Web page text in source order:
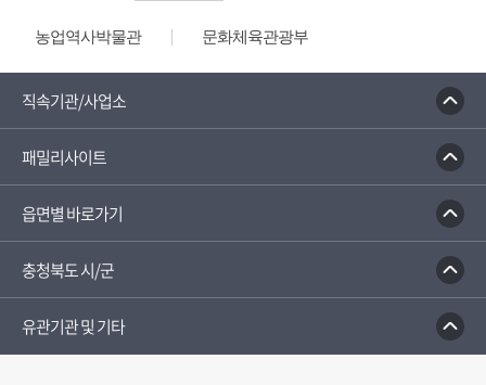
농업역사박물관
문화체육관광부
대한민국 구석구석
성불산 자연휴양림
직속기관/사업소
패밀리사이트
읍면별 바로가기
충청북도 시/군
유관기관 및 기타